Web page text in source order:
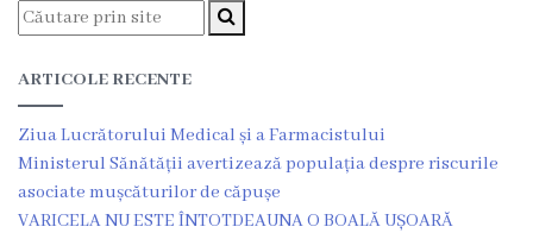
4
Secția
terapie
intensivă
și
ARTICOLE RECENTE
Ziua Lucrătorului Medical și a Farmacistului
Ministerul Sănătății avertizează populația despre riscurile
asociate mușcăturilor de căpușe
VARICELA NU ESTE ÎNTOTDEAUNA O BOALĂ UȘOARĂ